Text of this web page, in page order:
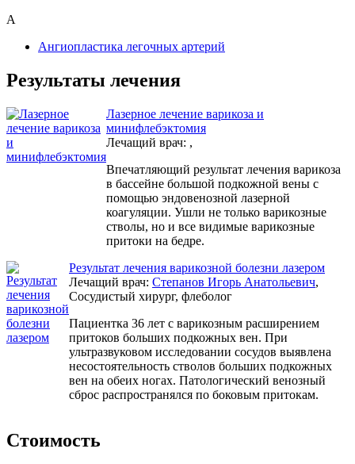
А
Ангиопластика легочных артерий
Результаты лечения
Лазерное лечение варикоза и
минифлебэктомия
Лечащий врач: ,
Впечатляющий результат лечения варикоза
в бассейне большой подкожной вены с
помощью эндовенозной лазерной
коагуляции. Ушли не только варикозные
стволы, но и все видимые варикозные
притоки на бедре.
Результат лечения варикозной болезни лазером
Лечащий врач: Степанов Игорь Анатольевич,
Сосудистый хирург, флеболог
Пациентка 36 лет с варикозным расширением
притоков больших подкожных вен. При
ультразвуковом исследовании сосудов выявлена
несостоятельность стволов больших подкожных
вен на обеих ногах. Патологический венозный
сброс распространялся по боковым притокам.
Стоимость